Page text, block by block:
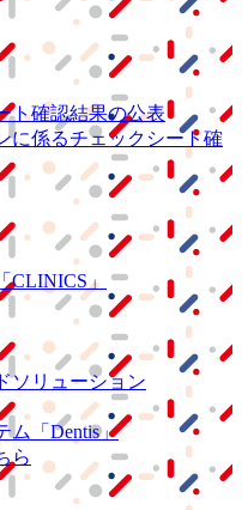
ト確認結果の公表
に係るチェックシート確
「CLINICS」
ソリューション
ム
「Dentis」
ら